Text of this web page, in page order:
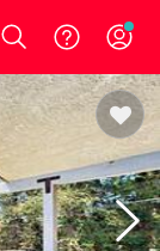
Login